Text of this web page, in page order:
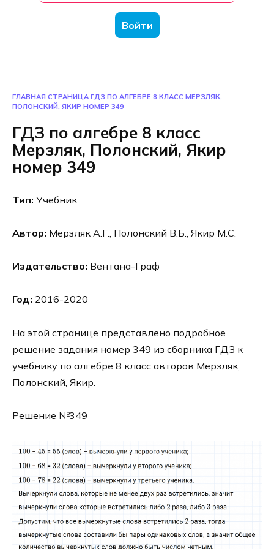
Войти
ГЛАВНАЯ СТРАНИЦА ГДЗ ПО АЛГЕБРЕ 8 КЛАСС МЕРЗЛЯК,
ПОЛОНСКИЙ, ЯКИР НОМЕР 349
ГДЗ по алгебре 8 класс
Мерзляк, Полонский, Якир
номер 349
Тип: Учебник
Автор: Мерзляк А.Г., Полонский В.Б., Якир М.С.
Издательство: Вентана-Граф
Год: 2016-2020
На этой странице представлено подробное
решение задания номер 349 из сборника ГДЗ к
учебнику по алгебре 8 класс авторов Мерзляк,
Полонский, Якир.
Решение №349